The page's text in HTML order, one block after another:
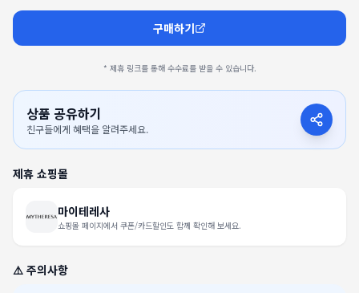
구매하기
* 제휴 링크를 통해 수수료를 받을 수 있습니다.
상품 공유하기
친구들에게 혜택을 알려주세요.
제휴 쇼핑몰
마이테레사
쇼핑몰 페이지에서 쿠폰/카드할인도 함께 확인해 보세요.
⚠️ 주의사항